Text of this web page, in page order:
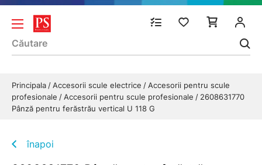
Principala Accesorii scule electrice
Accesorii pentru scule
profesionale
Accesorii pentru scule profesionale
2608631770
Pânză pentru ferăstrău vertical U 118 G
înapoi